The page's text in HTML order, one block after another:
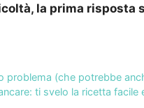
la prima risposta
(che potrebbe
ti svelo la ricetta